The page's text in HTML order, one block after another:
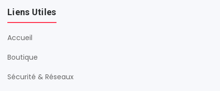
Liens Utiles
Accueil
Boutique
Sécurité & Réseaux